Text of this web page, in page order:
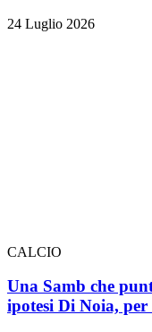
24 Luglio 2026
CALCIO
Una Samb che
ipotesi Di Noia, per